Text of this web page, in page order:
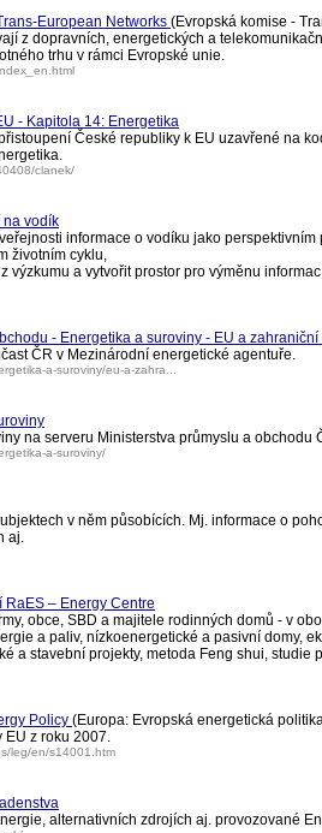
European Networks (Evropská komise -
z dopravních, energetických a
trhu v rámci Evropské unie.
- Kapitola 14: Energetika
České republiky k EU uzavřené na
clanek/
na vodík
informace o vodíku jako
životním cyklu,
výzkumu a vytvořit prostor pro výměnu
- Energetika a suroviny - EU a
ČR v Mezinárodní energetické agentuře.
a-suroviny/eu-a-zahra...
na serveru Ministerstva průmyslu a obchodu
a-suroviny/
v něm působících. Mj. informace o
aj.
– Energy Centre
obce, SBD a majitele rodinných domů - v
a paliv, nízkoenergetické a pasivní domy,
a stavební projekty, metoda Feng shui, studie
Policy (Europa: Evropská energetická
EU z roku 2007.
leg/en/s14001.htm
alternativních zdrojích aj. provozované